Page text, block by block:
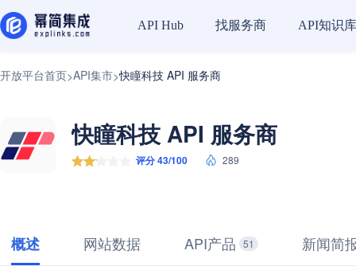
API Hub 找服务商 API知识库
开放平台首页>API集市>快瞳科技 API 服务商
快瞳科技 API 服务商
评分 43/100 289
概述 网站数据 API产品 51 新闻简